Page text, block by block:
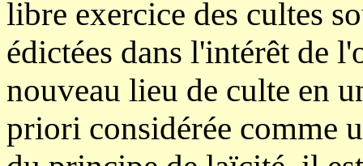
libre exercice des cultes
édictées dans l'intérêt de
nouveau lieu de culte en
priori considérée comme